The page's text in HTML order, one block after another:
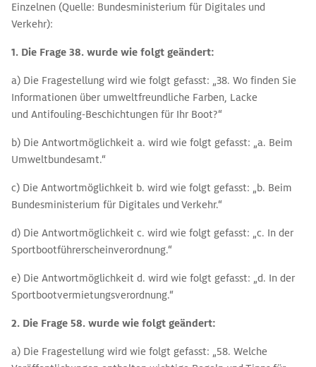
Einzelnen (Quelle: Bundesministerium für Digitales und
Verkehr):
1. Die Frage 38. wurde wie folgt geändert:
a) Die Fragestellung wird wie folgt gefasst: „38. Wo finden Sie
Informationen über umweltfreundliche Farben, Lacke
und Antifouling-Beschichtungen für Ihr Boot?“
b) Die Antwortmöglichkeit a. wird wie folgt gefasst: „a. Beim
Umweltbundesamt.“
c) Die Antwortmöglichkeit b. wird wie folgt gefasst: „b. Beim
Bundesministerium für Digitales und Verkehr.“
d) Die Antwortmöglichkeit c. wird wie folgt gefasst: „c. In der
Sportbootführerscheinverordnung.“
e) Die Antwortmöglichkeit d. wird wie folgt gefasst: „d. In der
Sportbootvermietungsverordnung.“
2. Die Frage 58. wurde wie folgt geändert:
a) Die Fragestellung wird wie folgt gefasst: „58. Welche